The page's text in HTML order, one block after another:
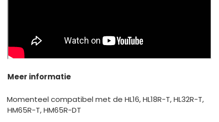
Meer informatie
Momenteel compatibel met de HL16, HL18R-T, HL32R-T,
HM65R-T, HM65R-DT